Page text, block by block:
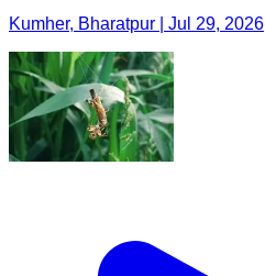
Kumher, Bharatpur | Jul 29, 2026